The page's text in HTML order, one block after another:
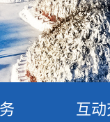
互